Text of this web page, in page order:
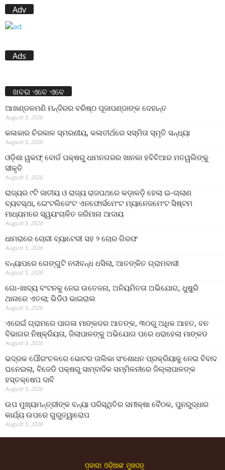
Adv
Ads
ଖବର ଏବେ ଏବେ
ଆଖଣ୍ଡଳମଣି ମନ୍ଦିରର ବରିଷ୍ଠ ପୂଜାପଣ୍ଡାଙ୍କ ଦେହାନ୍ତ
August 5, 2026
କଳାକାର ଚିରକାଳ ସ୍ମରଣୀୟ, କଳାତୀର୍ଥରେ ସସ୍ମିତା ସ୍ମୃତି ସନ୍ଧ୍ୟା
August 5, 2026
ଓଡ଼ିଶା ୱକଫ୍ ବୋର୍ଡ ପକ୍ଷରୁ ଧାମନଗରର ଖାନକା ହବିବିଆର ମତୱଲିଙ୍କୁ
ସୀକୃତି
August 5, 2026
ରାଜ୍ୟର ୯ଟି ଜାତୀୟ ଓ ରାଜ୍ୟ ରାଜପଥରେ କଡ଼ାକଡ଼ି ହେଲା ଇ-ଚାଲାଣ
ବ୍ୟବସ୍ଥା, ଇେଂଟଲିଜେଂଟ ଏନଫୋର୍ସମେଂଟ ମ୍ୟାନେଜମେଂଟ ସିଷ୍ଟମ
ମାଧ୍ୟମରେ ସ୍ୱୟଂଚାଳିତ ଜରିମାନା ଆଦାୟ
August 5, 2026
ଧାମରାରେ ଚୋରୀ ବ୍ୟାଟେରୀ ସହ ୨ ଚୋର ଗିରଫ
August 5, 2026
ବନ୍ୟାପରେ ଗେଙ୍ଗୁଟି ନଦୀବନ୍ଧ ଧସିଲା, ଆତଙ୍କିତ ଗ୍ରାମବାସୀ
August 5, 2026
ଗୋ-ଖାଦ୍ୟ ବଂଟନକୁ ନେଇ ଉତେଜନା, ଅନିୟମିତତା ଅଭିଯୋଗ, ଧୁଷୁରି
ଥାନାରେ ଏତଲା; ଭିଡିଓ ଭାଇରାଲ
August 5, 2026
ଏରେଇଁ ଗ୍ରାମରେ ପାଗଳା ମାଙ୍କଡର ଆତଙ୍କ, ୩୦ରୁ ଅଧିକ ଆହତ, ବନ
ବିଭାଗର ନିଷ୍କ୍ରିୟତା, ଜିଲାପାଳଙ୍କୁ ଅଭିଯୋଗ ପରେ ଧରାହେଲା ମାଙ୍କଡ
August 5, 2026
ଭଦ୍ରକ ପୌରଂଚଳରେ ଭୋଟର ତାଲିକା ସଂଶୋଧନ ପ୍ରକ୍ରିୟାକୁ ନେଇ ବିବାଦ
ଘନେଇଲା, ବିଜେଡି ପକ୍ଷରୁ ସାମ୍ବାଦିକ ସମ୍ମିଳନୀରେ ଜିଲ୍ଲାପାଳଙ୍କ
ହସ୍ତକ୍ଷେପ ଦାବି
August 5, 2026
ଉପ ମୁଖ୍ୟମନ୍ତ୍ରୀଙ୍କ ବନ୍ୟା ପରିସ୍ଥିତିର ସମୀକ୍ଷା ବୈଠକ, ପୁନରୁଦ୍ଧାର
କାର୍ଯ୍ୟ ଉପରେ ଗୁରୁତ୍ୱାରୋପ
August 5, 2026